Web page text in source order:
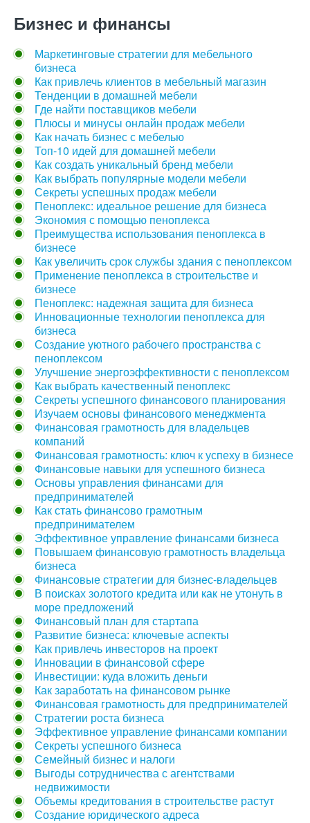
Бизнес и финансы
Маркетинговые стратегии для мебельного
бизнеса
Как привлечь клиентов в мебельный магазин
Тенденции в домашней мебели
Где найти поставщиков мебели
Плюсы и минусы онлайн продаж мебели
Как начать бизнес с мебелью
Топ-10 идей для домашней мебели
Как создать уникальный бренд мебели
Как выбрать популярные модели мебели
Секреты успешных продаж мебели
Пеноплекс: идеальное решение для бизнеса
Экономия с помощью пеноплекса
Преимущества использования пеноплекса в
бизнесе
Как увеличить срок службы здания с пеноплексом
Применение пеноплекса в строительстве и
бизнесе
Пеноплекс: надежная защита для бизнеса
Инновационные технологии пеноплекса для
бизнеса
Создание уютного рабочего пространства с
пеноплексом
Улучшение энергоэффективности с пеноплексом
Как выбрать качественный пеноплекс
Секреты успешного финансового планирования
Изучаем основы финансового менеджмента
Финансовая грамотность для владельцев
компаний
Финансовая грамотность: ключ к успеху в бизнесе
Финансовые навыки для успешного бизнеса
Основы управления финансами для
предпринимателей
Как стать финансово грамотным
предпринимателем
Эффективное управление финансами бизнеса
Повышаем финансовую грамотность владельца
бизнеса
Финансовые стратегии для бизнес-владельцев
В поисках золотого кредита или как не утонуть в
море предложений
Финансовый план для стартапа
Развитие бизнеса: ключевые аспекты
Как привлечь инвесторов на проект
Инновации в финансовой сфере
Инвестиции: куда вложить деньги
Как заработать на финансовом рынке
Финансовая грамотность для предпринимателей
Стратегии роста бизнеса
Эффективное управление финансами компании
Секреты успешного бизнеса
Семейный бизнес и налоги
Выгоды сотрудничества с агентствами
недвижимости
Объемы кредитования в строительстве растут
Создание юридического адреса